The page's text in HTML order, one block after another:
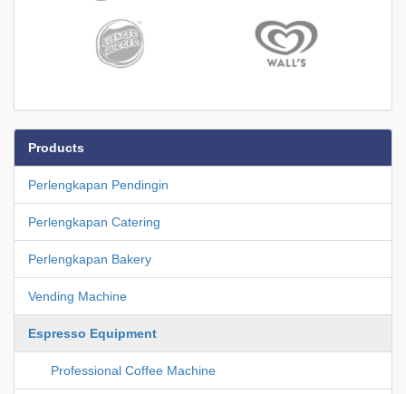
Products
Perlengkapan Pendingin
Perlengkapan Catering
Perlengkapan Bakery
Vending Machine
Espresso Equipment
Professional Coffee Machine